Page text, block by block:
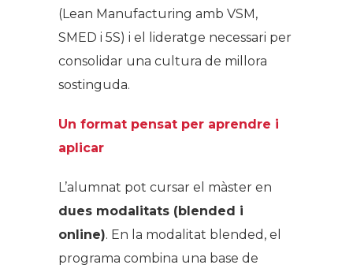
(Lean Manufacturing amb VSM,
SMED i 5S) i el lideratge necessari per
consolidar una cultura de millora
sostinguda.
Un format pensat per aprendre i
aplicar
L’alumnat pot cursar el màster en
dues modalitats (blended i
online). En la modalitat blended, el
programa combina una base de